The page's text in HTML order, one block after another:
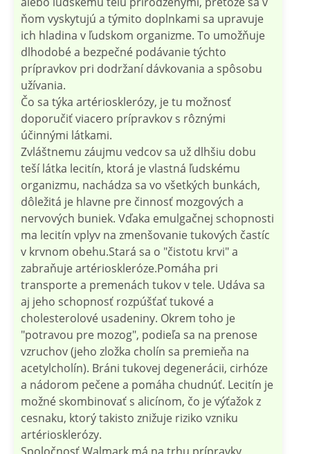
ňom vyskytujú a týmito doplnkami sa upravuje
ich hladina v ľudskom organizme. To umožňuje
dlhodobé a bezpečné podávanie týchto
prípravkov pri dodržaní dávkovania a spôsobu
užívania.
Čo sa týka artériosklerózy, je tu možnosť
doporučiť viacero prípravkov s rôznými
účinnými látkami.
Zvláštnemu záujmu vedcov sa už dlhšiu dobu
teší látka lecitín, ktorá je vlastná ľudskému
organizmu, nachádza sa vo všetkých bunkách,
dôležitá je hlavne pre činnosť mozgových a
nervových buniek. Vďaka emulgačnej schopnosti
ma lecitín vplyv na zmenšovanie tukových častíc
v krvnom obehu.Stará sa o "čistotu krvi" a
zabraňuje artérioskleróze.Pomáha pri
transporte a premenách tukov v tele. Udáva sa
aj jeho schopnosť rozpúšťať tukové a
cholesterolové usadeniny. Okrem toho je
"potravou pre mozog", podieľa sa na prenose
vzruchov (jeho zložka cholín sa premieňa na
acetylcholín). Bráni tukovej degenerácii, cirhóze
a nádorom pečene a pomáha chudnúť. Lecitín je
možné skombinovať s alicínom, čo je výťažok z
cesnaku, ktorý takisto znižuje riziko vzniku
artériosklerózy.
Spoločnosť Walmark má na trhu prípravky